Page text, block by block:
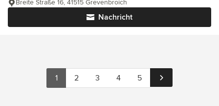
Nachricht
Breite Straße 16, 41515 Grevenbroich
1 2 3 4 5